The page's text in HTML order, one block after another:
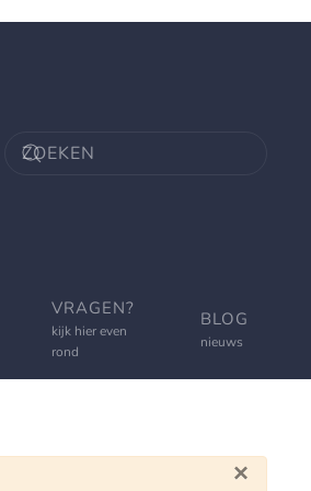
VRAGEN?
kijk hier even
rond
BLOG
nieuws
×